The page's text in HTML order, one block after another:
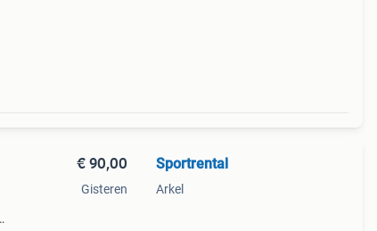
€ 90,00
Gisteren
Sportrental
Arkel